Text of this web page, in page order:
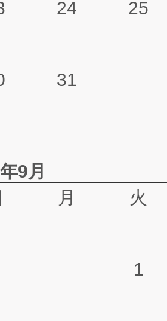
24 25
31
9月
月 火
1